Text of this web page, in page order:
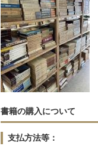
書籍の購入について
支払方法等：